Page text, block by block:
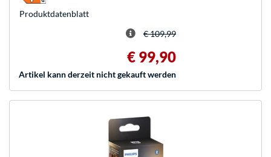
€ 109,99
€ 99,90
Artikel kann derzeit nicht gekauft werden
Produkt­datenblatt